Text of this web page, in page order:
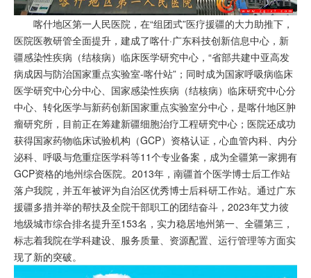
喀什地区第一人民医院，在“组团式”医疗援疆的大力助推下，
医院医教研管全面提升，建成了喀什·广东科技创新信息中心，新
疆感染性疾病（结核病）临床医学研究中心，“省部共建中亚高发
病成因与防治国家重点实验室-喀什站”；同时成为国家呼吸病临床
医学研究中心分中心、国家感染性疾病（结核病）临床研究中心分
中心、转化医学与新药创新国家重点实验室分中心，是喀什地区肿
瘤研究所，目前正在筹建新疆细胞治疗工程研究中心；医院还成功
获得国家药物临床试验机构（GCP）资格认证，心血管内科、内分
泌科、呼吸与危重症医学科等11个专业备案，成为全疆第一家拥有
GCP资格的地州综合医院。2013年，南疆首个医学博士后工作站
落户我院，并五年被评为自治区优秀博士后科研工作站。通过广东
援疆多措并举的帮扶及全院干部职工的团结奋斗，2023年艾力彼
地级城市综合排名提升至153名，实力稳居地州第一、全疆第三，
标志着我院在学科建设、服务质量、资源配置、运行管理等方面实
现了新的突破。